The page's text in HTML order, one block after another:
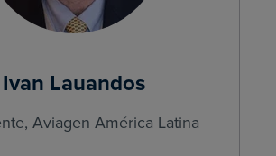
Ivan Lauandos
Aviagen América Latina